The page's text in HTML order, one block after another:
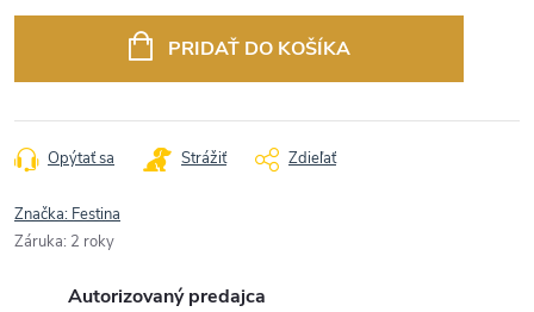
PRIDAŤ DO KOŠÍKA
Opýtať sa Strážiť Zdieľať
Značka: Festina
Záruka: 2 roky
Autorizovaný predajca